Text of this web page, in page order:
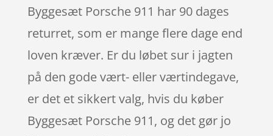
Byggesæt Porsche 911 har 90 dages
returret, som er mange flere dage end
loven kræver. Er du løbet sur i jagten
på den gode vært- eller værtindegave,
er det et sikkert valg, hvis du køber
Byggesæt Porsche 911, og det gør jo